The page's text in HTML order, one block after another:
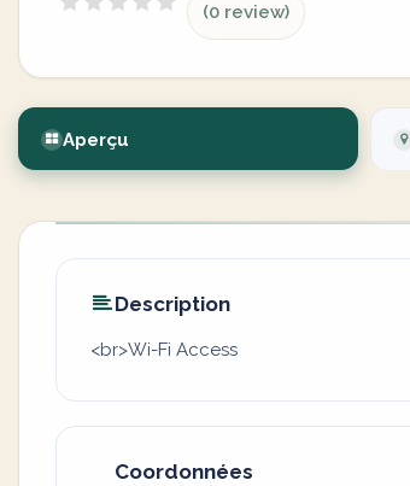
(0 review)
Aperçu
Description
<br>Wi-Fi Access
Coordonnées